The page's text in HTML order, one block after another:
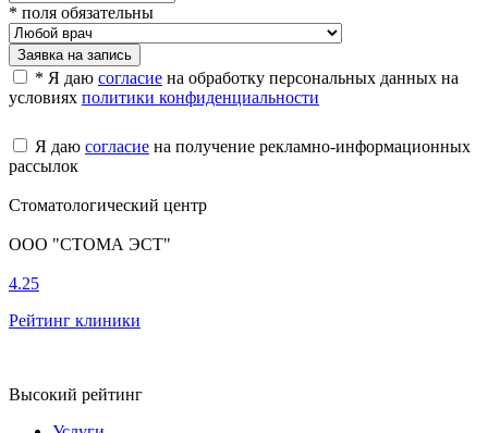
* поля обязательны
Заявка на запись
* Я даю согласие на обработку персональных данных на
условиях политики конфиденциальности
Я даю согласие на получение рекламно-информационных
рассылок
Стоматологический центр
ООО "СТОМА ЭСТ"
4.25
Рейтинг клиники
Высокий рейтинг